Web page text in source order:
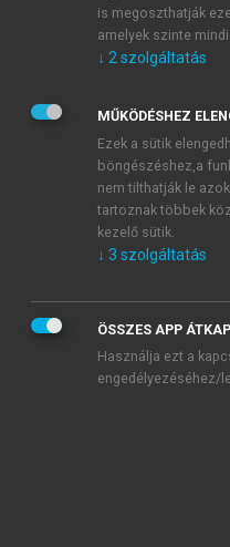
Kérek értesítést a
Kérek értesítést az
Adatkezelési
veszem és elfogadom.
Általános vásárlási
mersz.huoldalak
tudomásul veszem és
is megoszthatják
amelyek szinte
↓ 2 szolgáltatás
MŰKÖDÉSHEZ
Ezek a sütik
böngészéshez,a
nem tilthatják le
tartoznak többek
kezelő sütik.
↓ 3 szolgáltatás
ÖSSZES APP
Használja ezt a
engedélyezéséhez/